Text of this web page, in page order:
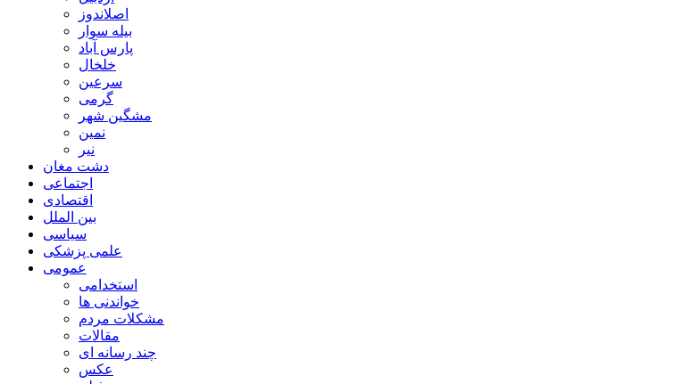
اصلاندوز
بیله سوار
پارس آباد
خلخال
سرعین
گرمی
مشگین شهر
نمین
نیر
دشت مغان
اجتماعی
اقتصادی
بین الملل
سیاسی
علمی پزشکی
عمومی
استخدامی
خواندنی ها
مشکلات مردم
مقالات
چند رسانه ای
عکس